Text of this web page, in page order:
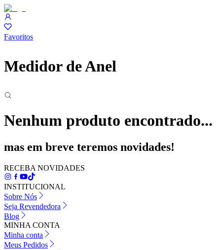
Favoritos
Medidor de Anel
Nenhum produto encontrado...
mas em breve teremos novidades!
RECEBA NOVIDADES
INSTITUCIONAL
Sobre Nós
Seja Revendedora
Blog
MINHA CONTA
Minha conta
Meus Pedidos